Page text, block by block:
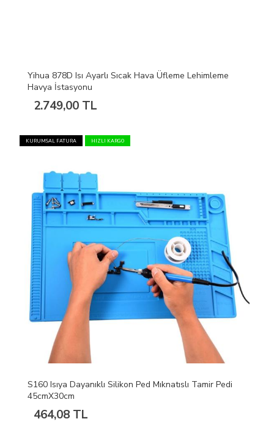
Yihua 878D Isı Ayarlı Sıcak Hava Üfleme Lehimleme
Havya İstasyonu
2.749,00 TL
KURUMSAL FATURA HIZLI KARGO
S160 Isıya Dayanıklı Silikon Ped Mıknatıslı Tamir Pedi
45cmX30cm
464,08 TL